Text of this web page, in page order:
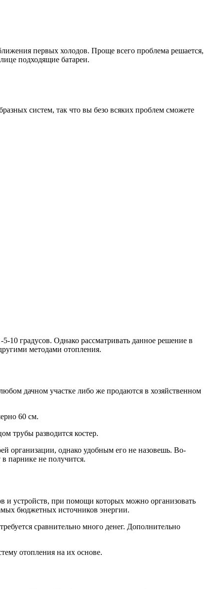
первых холодов. Проще всего проблема решается,
подходящие батареи.
систем, так что вы безо всяких проблем сможете
10 градусов. Однако рассматривать данное решение в
методами отопления.
дачном участке либо же продаются в хозяйственном
60 см.
трубы разводится костер.
организации, однако удобным его не назовешь. Во-
парнике не получится.
и устройств, при помощи которых можно организовать
бюджетных источников энергии.
сравнительно много денег. Дополнительно
отопления на их основе.